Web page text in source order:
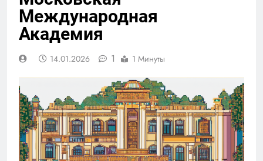
Международная
Академия
14.01.2026 1 1 Минуты